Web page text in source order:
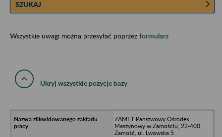
SZUKAJ
Wszystkie uwagi można przesyłać poprzez formularz
Ukryj wszystkie pozycje bazy
ZAMET Państwowy Ośrodek
Maszynowy w Zamościu, 22-400
Zamość, ul. Lwowska 5